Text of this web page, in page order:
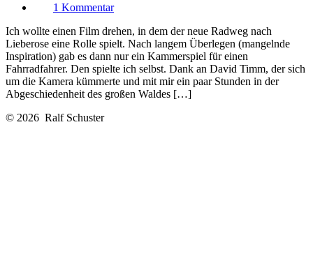
1 KommentarDreharbeiten
im
Wald
Ich wollte einen Film drehen, in dem der neue Radweg nach
Lieberose eine Rolle spielt. Nach langem Überlegen (mangelnde
Inspiration) gab es dann nur ein Kammerspiel für einen
Fahrradfahrer. Den spielte ich selbst. Dank an David Timm, der sich
um die Kamera kümmerte und mit mir ein paar Stunden in der
Abgeschiedenheit des großen Waldes […]
© 2026 Ralf Schuster